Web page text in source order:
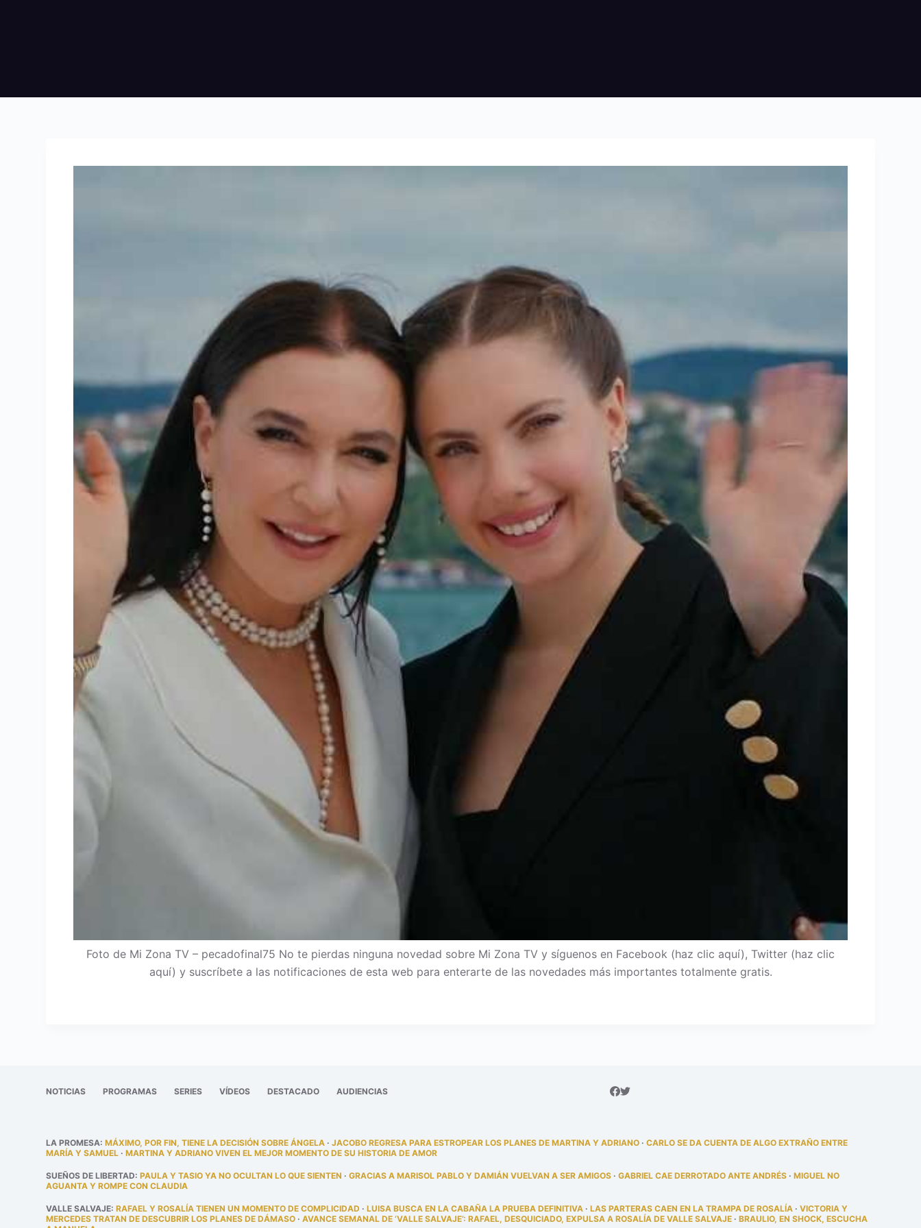
Foto de Mi Zona TV – pecadofinal75 No te pierdas ninguna novedad sobre Mi Zona TV y síguenos en Facebook (haz clic aquí), Twitter (haz clic
aquí) y suscríbete a las notificaciones de esta web para enterarte de las novedades más importantes totalmente gratis.
NOTICIAS PROGRAMAS SERIES VÍDEOS DESTACADO AUDIENCIAS
LA PROMESA:MÁXIMO, POR FIN, TIENE LA DECISIÓN SOBRE ÁNGELA ·JACOBO REGRESA PARA ESTROPEAR LOS PLANES DE MARTINA Y ADRIANO ·CARLO SE DA CUENTA DE ALGO EXTRAÑO ENTRE
MARÍA Y SAMUEL ·MARTINA Y ADRIANO VIVEN EL MEJOR MOMENTO DE SU HISTORIA DE AMOR
SUEÑOS DE LIBERTAD:PAULA Y TASIO YA NO OCULTAN LO QUE SIENTEN ·GRACIAS A MARISOL PABLO Y DAMIÁN VUELVAN A SER AMIGOS ·GABRIEL CAE DERROTADO ANTE ANDRÉS ·MIGUEL NO
AGUANTA Y ROMPE CON CLAUDIA
VALLE SALVAJE:RAFAEL Y ROSALÍA TIENEN UN MOMENTO DE COMPLICIDAD ·LUISA BUSCA EN LA CABAÑA LA PRUEBA DEFINITIVA ·LAS PARTERAS CAEN EN LA TRAMPA DE ROSALÍA ·VICTORIA Y
MERCEDES TRATAN DE DESCUBRIR LOS PLANES DE DÁMASO ·AVANCE SEMANAL DE ‘VALLE SALVAJE’: RAFAEL, DESQUICIADO, EXPULSA A ROSALÍA DE VALLE SALVAJE ·BRAULIO, EN SHOCK, ESCUCHA